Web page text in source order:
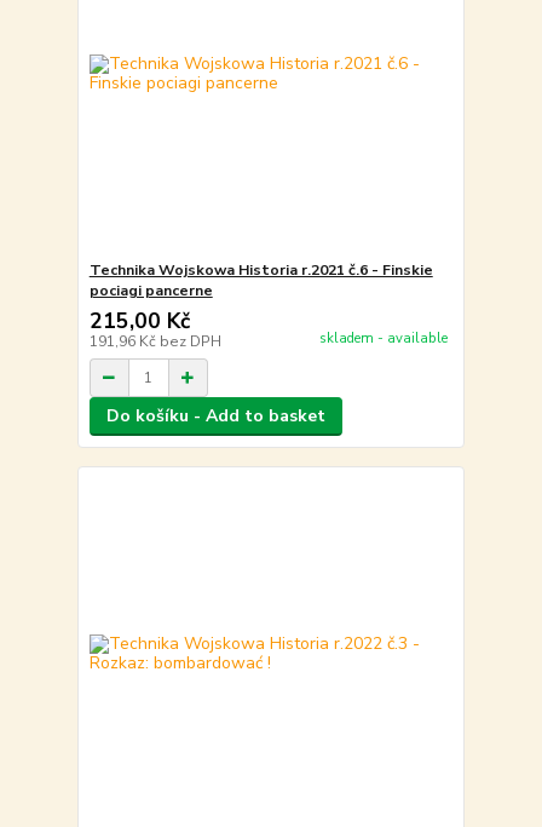
Technika Wojskowa Historia r.2021 č.6 - Finskie
pociagi pancerne
215,00 Kč
191,96 Kč bez DPH skladem - available
Do košíku - Add to basket